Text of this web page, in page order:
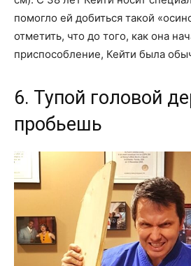
помогло ей добиться такой
отметить, что до того, как она
приспособление, Кейти была
6. Тупой головой
пробьешь